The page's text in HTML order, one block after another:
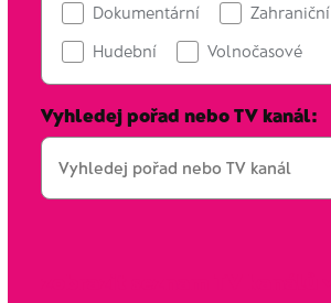
Dokumentární
Zahraniční
Hudební
Volnočasové
Vyhledej pořad nebo TV kanál: